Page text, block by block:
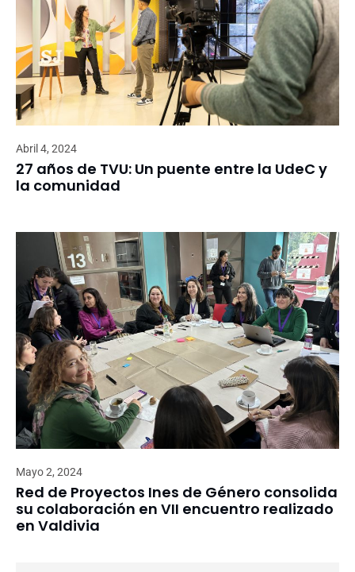
Abril 4, 2024
27 años de TVU: Un puente entre la UdeC y
la comunidad
Mayo 2, 2024
Red de Proyectos Ines de Género consolida
su colaboración en VII encuentro realizado
en Valdivia